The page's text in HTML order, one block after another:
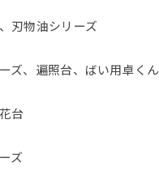
刃物油シリーズ
ズ、遍照台、ばい用卓くん
台
ズ